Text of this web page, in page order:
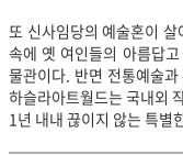
또 신사임당의 예술혼이
속에 옛 여인들의 아름답
물관이다. 반면 전통예술
하슬라아트월드는 국내외
1년 내내 끊이지 않는 특별